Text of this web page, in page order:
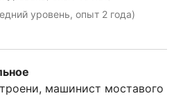
уровень, опыт 2 года)
машинист моставого